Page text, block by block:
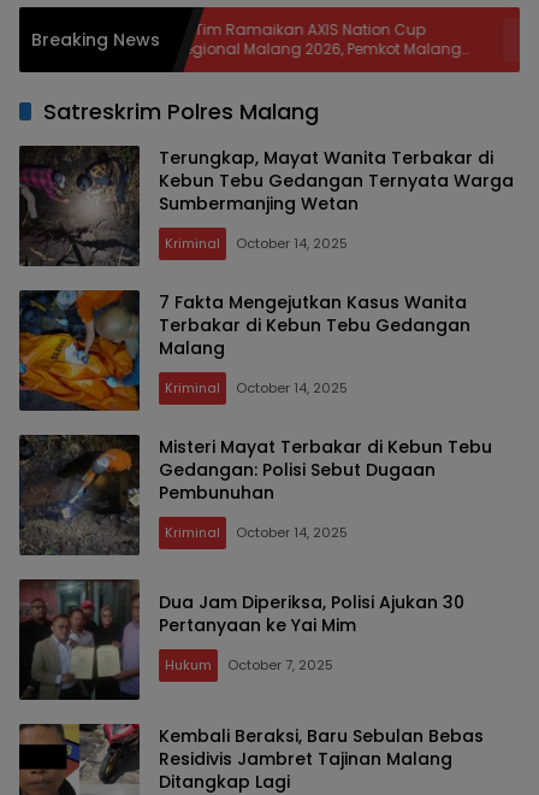
Breaking News37 Tim Ramaikan AXIS Nation Cup
Regional Malang 2026, Pemkot Malang
Bidik Lahirkan Bibit Atlet dan Dongkrak
Satreskrim Polres Malang
Terungkap, Mayat Wanita Terbakar di
Kebun Tebu Gedangan Ternyata Warga
Sumbermanjing Wetan
Kriminal October 14, 2025
7 Fakta Mengejutkan Kasus Wanita
Terbakar di Kebun Tebu Gedangan
Malang
Kriminal October 14, 2025
Misteri Mayat Terbakar di Kebun Tebu
Gedangan: Polisi Sebut Dugaan
Pembunuhan
Kriminal October 14, 2025
Dua Jam Diperiksa, Polisi Ajukan 30
Pertanyaan ke Yai Mim
Hukum October 7, 2025
Kembali Beraksi, Baru Sebulan Bebas
Residivis Jambret Tajinan Malang
Ditangkap Lagi